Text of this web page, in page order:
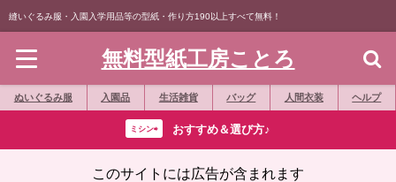
縫いぐるみ服・入園入学用品等の型紙・作り方190以上すべて無料！
無料型紙工房ことろ
ぬいぐるみ服 入園品 生活雑貨 バッグ 人間衣装 ヘルプ
ミシン⇨ おすすめ＆選び方♪
このサイトには広告が含まれます